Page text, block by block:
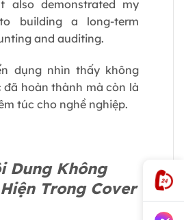
also demonstrated my
building a long-term
and auditing.
dụng nhìn thấy không
đã hoàn thành mà còn là
túc cho nghề nghiệp.
Dung Không
Trong Cover